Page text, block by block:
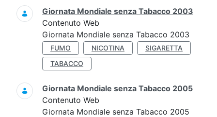
Giornata Mondiale senza Tabacco 2003
Contenuto Web
Giornata Mondiale senza Tabacco 2003
FUMO NICOTINA
SIGARETTA
TABACCO
Giornata Mondiale senza Tabacco 2005
Contenuto Web
Giornata Mondiale senza Tabacco 2005